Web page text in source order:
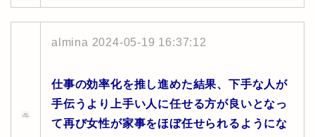
almina 2024-05-19 16:37:12
仕事の効率化を推し進めた結果、下手な人が
手伝うより上手い人に任せる方が良いとなっ
て再び女性が家事をほぼ任せられるようにな